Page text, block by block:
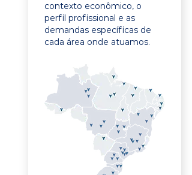
contexto econômico, o
perfil profissional e as
demandas específicas de
cada área onde atuamos.